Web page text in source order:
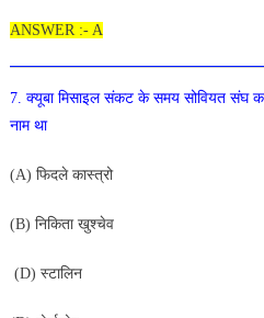
ANSWER :- A
7. क्यूबा मिसाइल संकट के समय सोवियत संघ
नाम था
(A) फिदले कास्त्रो
(B) निकिता खुश्चेव
(D) स्टालिन